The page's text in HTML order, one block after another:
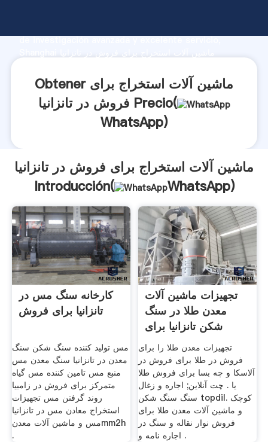
de investigación avanzada y excelente servicio,
clientes.
Obtener ماشین آلات استخراج برای
فروش در تانزانیا Precio(
WhatsApp)
ماشین آلات استخراج برای فروش در تانزانیا
Introducción(
WhatsApp)
کارخانه سنگ مس در
تانزانیا برای فروش
مس تولید کننده سنگ شکن سنگ
معدن در تانزانیا سنگ معدن مس
منبع مس تامین کننده مس گیاه
متمرکز برای فروش در زامبیا
روند گرفتن مس تجهیزات
استخراج معادن مس در تانزانیا
مس و ماشین آلات معدنmm2h
.
تجهیزات ماشین آلات
معدن طلا در سنگ
شکن تانزانیا برای
فروش
تجهیزات معدن طلا را برای
فروش در طلا برای فروش در
آلاسکا و چه بسا برای فروش طلا
یا . چت آنلاین; اجاره و زغال
سنگ سنگ شکن topdil. کوچک
و ماشین آلات معدن طلا برای
فروش نوار نقاله و سنگ در
اجاره نامه و .